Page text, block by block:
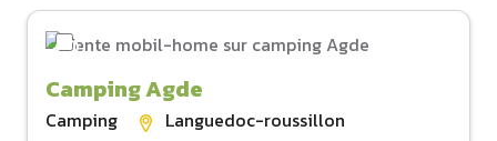
Camping Agde
Camping
Languedoc-roussillon